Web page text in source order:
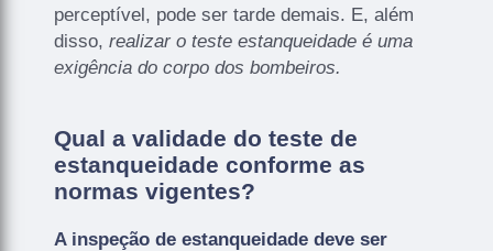
perceptível, pode ser tarde demais. E, além
disso,realizar o teste estanqueidade é uma
exigência do corpo dos bombeiros.
Qual a validade do teste de
estanqueidade conforme as
normas vigentes?
A inspeção de estanqueidade deve ser